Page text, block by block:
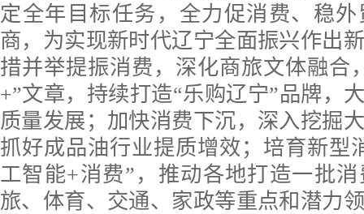
定全年目标任务，全力促消费、稳
商，为实现新时代辽宁全面振兴作出
措并举提振消费，深化商旅文体融合
+”文章，持续打造“乐购辽宁”品牌，
质量发展；加快消费下沉，深入挖掘
抓好成品油行业提质增效；培育新型
工智能+消费”，推动各地打造一批
旅、体育、交通、家政等重点和潜力